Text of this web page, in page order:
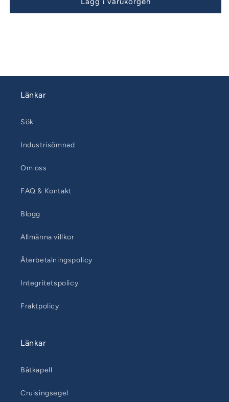
Länkar
Sök
Industrisömnad
Om oss
FAQ & Kontakt
Blogg
Allmänna villkor
Återbetalningspolicy
Integritetspolicy
Fraktpolicy
Länkar
Båtkapell
Cruisingsegel